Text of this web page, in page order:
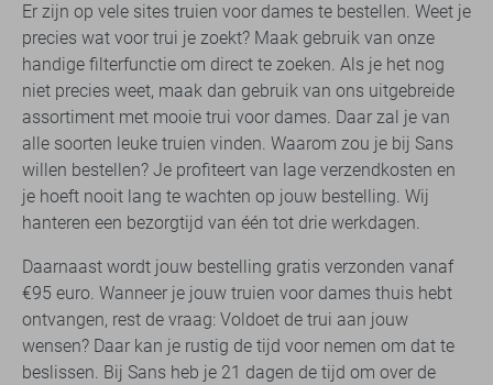
Er zijn op vele sites truien voor dames te bestellen. Weet je
precies wat voor trui je zoekt? Maak gebruik van onze
handige filterfunctie om direct te zoeken. Als je het nog
niet precies weet, maak dan gebruik van ons uitgebreide
assortiment met mooie trui voor dames. Daar zal je van
alle soorten leuke truien vinden. Waarom zou je bij Sans
willen bestellen? Je profiteert van lage verzendkosten en
je hoeft nooit lang te wachten op jouw bestelling. Wij
hanteren een bezorgtijd van één tot drie werkdagen.
Daarnaast wordt jouw bestelling gratis verzonden vanaf
€95 euro. Wanneer je jouw truien voor dames thuis hebt
ontvangen, rest de vraag: Voldoet de trui aan jouw
wensen? Daar kan je rustig de tijd voor nemen om dat te
beslissen. Bij Sans heb je 21 dagen de tijd om over de